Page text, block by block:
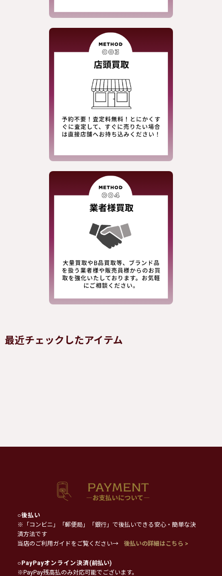
最近チェックしたアイテム
○後払い
※「コンビニ」「郵便局」「銀行」で後払いできる安心・簡単な決
済方法です
当店のご利用ガイドをご覧ください→
後払いの詳細はこちら >
○PayPayオンライン決済(前払い)
※PayPay残高払のみ対応可能でございます。